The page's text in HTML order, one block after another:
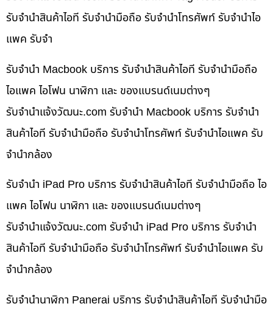
รับจำนำสินค้าไอที รับจำนำมือถือ รับจำนำโทรศัพท์ รับจำนำไอ
แพค รับจำ
รับจำนำ Macbook บริการ รับจำนำสินค้าไอที รับจำนำมือถือ
ไอแพค ไอโฟน นาฬิกา และ ของแบรนด์เนมต่างๆ
รับจํานําแจ้งวัฒนะ.com รับจำนำ Macbook บริการ รับจำนำ
สินค้าไอที รับจำนำมือถือ รับจำนำโทรศัพท์ รับจำนำไอแพค รับ
จำนำกล้อง
รับจำนำ iPad Pro บริการ รับจำนำสินค้าไอที รับจำนำมือถือ ไอ
แพค ไอโฟน นาฬิกา และ ของแบรนด์เนมต่างๆ
รับจํานําแจ้งวัฒนะ.com รับจำนำ iPad Pro บริการ รับจำนำ
สินค้าไอที รับจำนำมือถือ รับจำนำโทรศัพท์ รับจำนำไอแพค รับ
จำนำกล้อง
รับจำนำนาฬิกา Panerai บริการ รับจำนำสินค้าไอที รับจำนำมือ